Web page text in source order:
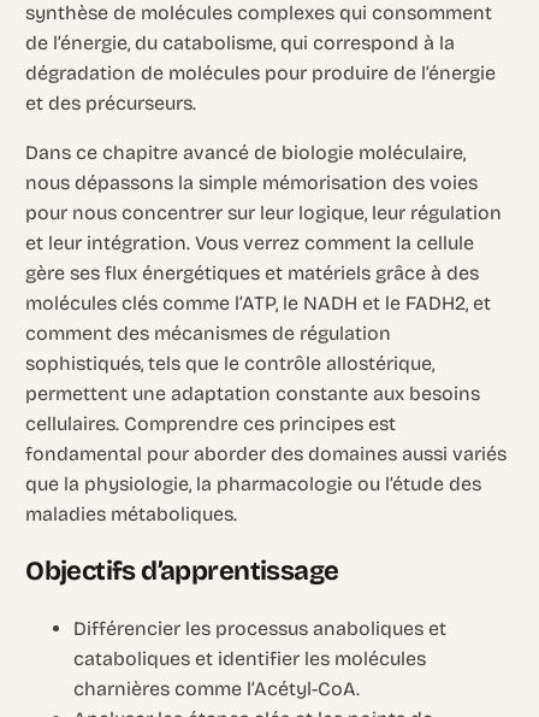
synthèse de molécules complexes qui consomment
de l’énergie, du catabolisme, qui correspond à la
dégradation de molécules pour produire de l’énergie
et des précurseurs.
Dans ce chapitre avancé de biologie moléculaire,
nous dépassons la simple mémorisation des voies
pour nous concentrer sur leur logique, leur régulation
et leur intégration. Vous verrez comment la cellule
gère ses flux énergétiques et matériels grâce à des
molécules clés comme l’ATP, le NADH et le FADH2, et
comment des mécanismes de régulation
sophistiqués, tels que le contrôle allostérique,
permettent une adaptation constante aux besoins
cellulaires. Comprendre ces principes est
fondamental pour aborder des domaines aussi variés
que la physiologie, la pharmacologie ou l’étude des
maladies métaboliques.
Objectifs d’apprentissage
Différencier les processus anaboliques et
cataboliques et identifier les molécules
charnières comme l’Acétyl-CoA.